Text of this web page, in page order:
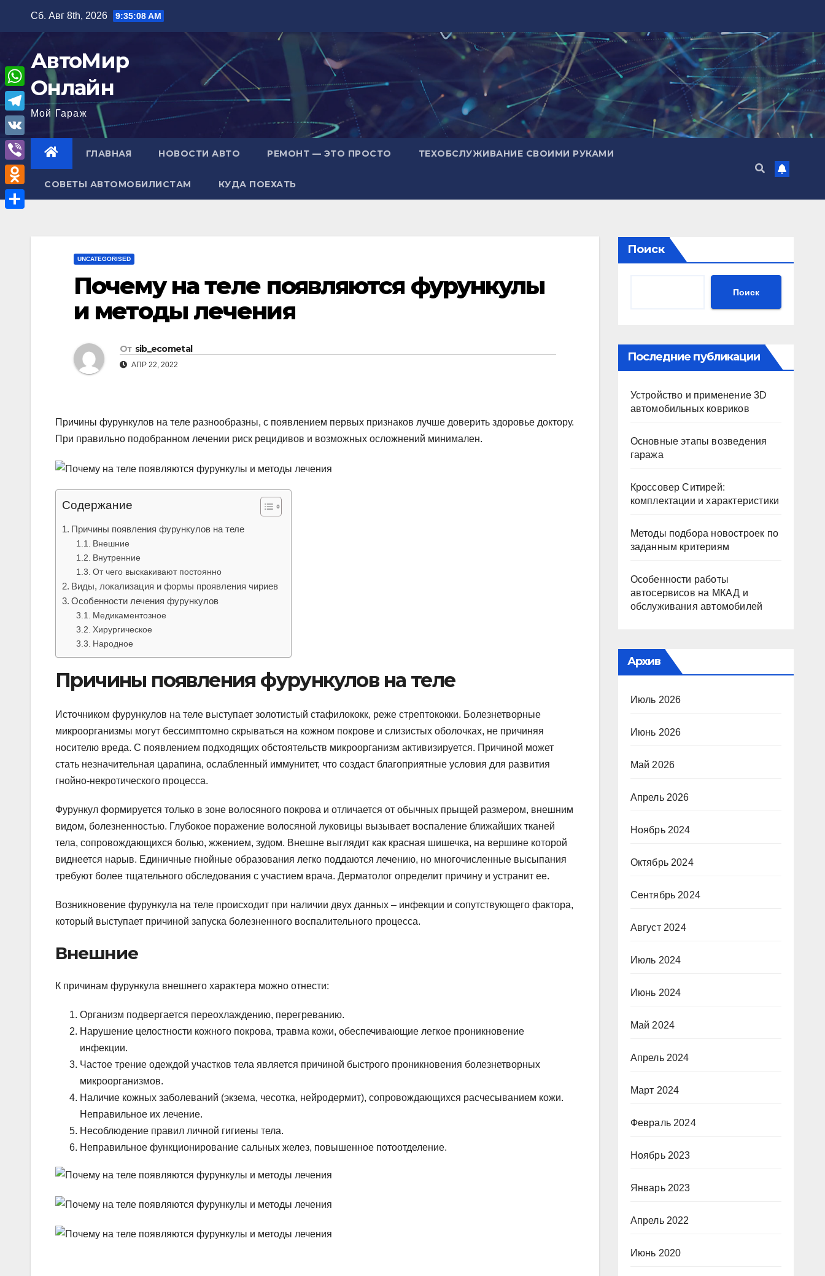
содержимому
Сб. Авг 8th, 2026 9:35:09 AM
АвтоМир
Онлайн
Мой Гараж
ГЛАВНАЯ НОВОСТИ АВТО РЕМОНТ — ЭТО ПРОСТО ТЕХОБСЛУЖИВАНИЕ СВОИМИ РУКАМИ
СОВЕТЫ АВТОМОБИЛИСТАМ КУДА ПОЕХАТЬ
UNCATEGORISED
Почему на теле появляются фурункулы
и методы лечения
От sib_ecometal
АПР 22, 2022
Причины фурункулов на теле разнообразны, с появлением первых признаков лучше доверить здоровье доктору.
При правильно подобранном лечении риск рецидивов и возможных осложнений минимален.
Содержание
Причины появления фурункулов на теле
Внешние
Внутренние
От чего выскакивают постоянно
Виды, локализация и формы проявления чириев
Особенности лечения фурункулов
Медикаментозное
Хирургическое
Народное
Причины появления фурункулов на теле
Источником фурункулов на теле выступает золотистый стафилококк, реже стрептококки. Болезнетворные
микроорганизмы могут бессимптомно скрываться на кожном покрове и слизистых оболочках, не причиняя
носителю вреда. С появлением подходящих обстоятельств микроорганизм активизируется. Причиной может
стать незначительная царапина, ослабленный иммунитет, что создаст благоприятные условия для развития
гнойно-некротического процесса.
Фурункул формируется только в зоне волосяного покрова и отличается от обычных прыщей размером, внешним
видом, болезненностью. Глубокое поражение волосяной луковицы вызывает воспаление ближайших тканей
тела, сопровождающихся болью, жжением, зудом. Внешне выглядит как красная шишечка, на вершине которой
виднеется нарыв. Единичные гнойные образования легко поддаются лечению, но многочисленные высыпания
требуют более тщательного обследования с участием врача. Дерматолог определит причину и устранит ее.
Возникновение фурункула на теле происходит при наличии двух данных – инфекции и сопутствующего фактора,
который выступает причиной запуска болезненного воспалительного процесса.
Внешние
К причинам фурункула внешнего характера можно отнести:
Организм подвергается переохлаждению, перегреванию.
Нарушение целостности кожного покрова, травма кожи, обеспечивающие легкое проникновение
инфекции.
Частое трение одеждой участков тела является причиной быстрого проникновения болезнетворных
микроорганизмов.
Наличие кожных заболеваний (экзема, чесотка, нейродермит), сопровождающихся расчесыванием кожи.
Неправильное их лечение.
Несоблюдение правил личной гигиены тела.
Неправильное функционирование сальных желез, повышенное потоотделение.
Поиск
Поиск
Последние публикации
Устройство и применение 3D
автомобильных ковриков
Основные этапы возведения
гаража
Кроссовер Ситирей:
комплектации и характеристики
Методы подбора новостроек по
заданным критериям
Особенности работы
автосервисов на МКАД и
обслуживания автомобилей
Архив
Июль 2026
Июнь 2026
Май 2026
Апрель 2026
Ноябрь 2024
Октябрь 2024
Сентябрь 2024
Август 2024
Июль 2024
Июнь 2024
Май 2024
Апрель 2024
Март 2024
Февраль 2024
Ноябрь 2023
Январь 2023
Апрель 2022
Июнь 2020
W
h
a
A
T
e
l
e
g
V
K
V
i
b
O